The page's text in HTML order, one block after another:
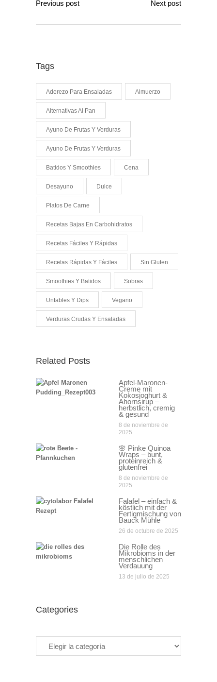
Previous post Next post
Tags
Aderezo Para Ensaladas Almuerzo
Alternativas Al Pan
Ayuno De Frutas Y Verduras
Ayuno De Frutas Y Verduras
Batidos Y Smoothies Cena
Desayuno Dulce
Platos De Carne
Recetas Bajas En Carbohidratos
Recetas Fáciles Y Rápidas
Recetas Rápidas Y Fáciles Sin Gluten
Smoothies Y Batidos Sobras
Untables Y Dips Vegano
Verduras Crudas Y Ensaladas
Related Posts
Apfel-Maronen-
Creme mit
Kokosjoghurt &
Ahornsirup –
herbstlich, cremig
& gesund
8 de noviembre de
2025
🌸 Pinke Quinoa
Wraps – bunt,
proteinreich &
glutenfrei
8 de noviembre de
2025
Falafel – einfach &
köstlich mit der
Fertigmischung von
Bauck Mühle
26 de octubre de 2025
Die Rolle des
Mikrobioms in der
menschlichen
Verdauung
13 de julio de 2025
Categories